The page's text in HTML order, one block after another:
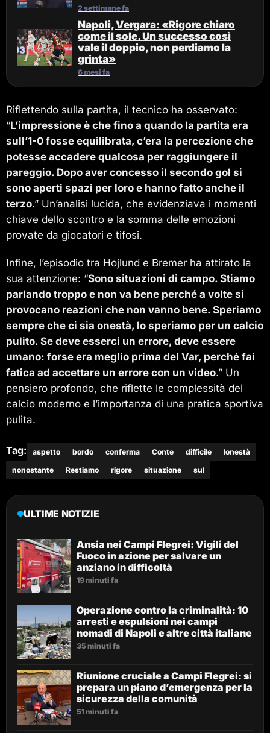
2 settimane fa
Napoli, Vergara: «Rigore chiaro
come il sole. Un successo così
vale il doppio, non perdiamo la
grinta»
6 mesi fa
Riflettendo sulla partita, il tecnico ha osservato:
“L’impressione è che fino a quando la partita era
sull’1-0 fosse equilibrata, c’era la percezione che
potesse accadere qualcosa per raggiungere il
pareggio. Dopo aver concesso il secondo gol si
sono aperti spazi per loro e hanno fatto anche il
terzo.” Un’analisi lucida, che evidenziava i momenti
chiave dello scontro e la somma delle emozioni
provate da giocatori e tifosi.
Infine, l’episodio tra Hojlund e Bremer ha attirato la
sua attenzione: “Sono situazioni di campo. Stiamo
parlando troppo e non va bene perché a volte si
provocano reazioni che non vanno bene. Speriamo
sempre che ci sia onestà, lo speriamo per un calcio
pulito. Se deve esserci un errore, deve essere
umano: forse era meglio prima del Var, perché fai
fatica ad accettare un errore con un video.” Un
pensiero profondo, che riflette le complessità del
calcio moderno e l’importanza di una pratica sportiva
pulita.
Tag: aspetto bordo conferma Conte difficile
lonestà
nonostante
Restiamo rigore situazione sul
ULTIME NOTIZIE
Ansia nei Campi Flegrei: Vigili del
Fuoco in azione per salvare un
anziano in difficoltà
19 minuti fa
Operazione contro la criminalità: 10
arresti e espulsioni nei campi
nomadi di Napoli e altre città italiane
35 minuti fa
Riunione cruciale a Campi Flegrei: si
prepara un piano d’emergenza per la
sicurezza della comunità
51 minuti fa